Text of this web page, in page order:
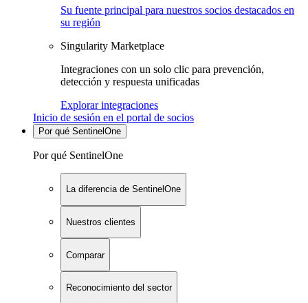
Su fuente principal para nuestros socios destacados en
su región
Singularity Marketplace
Integraciones con un solo clic para prevención,
detección y respuesta unificadas
Explorar integraciones
Inicio de sesión en el portal de socios
Por qué SentinelOne
Por qué SentinelOne
La diferencia de SentinelOne
Nuestros clientes
Comparar
Reconocimiento del sector